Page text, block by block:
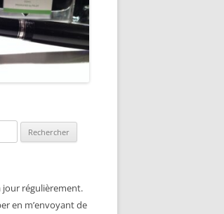
jour régulièrement.
en m’envoyant de